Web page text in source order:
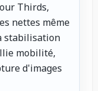
Thirds,
nettes même
stabilisation
mobilité,
d'images